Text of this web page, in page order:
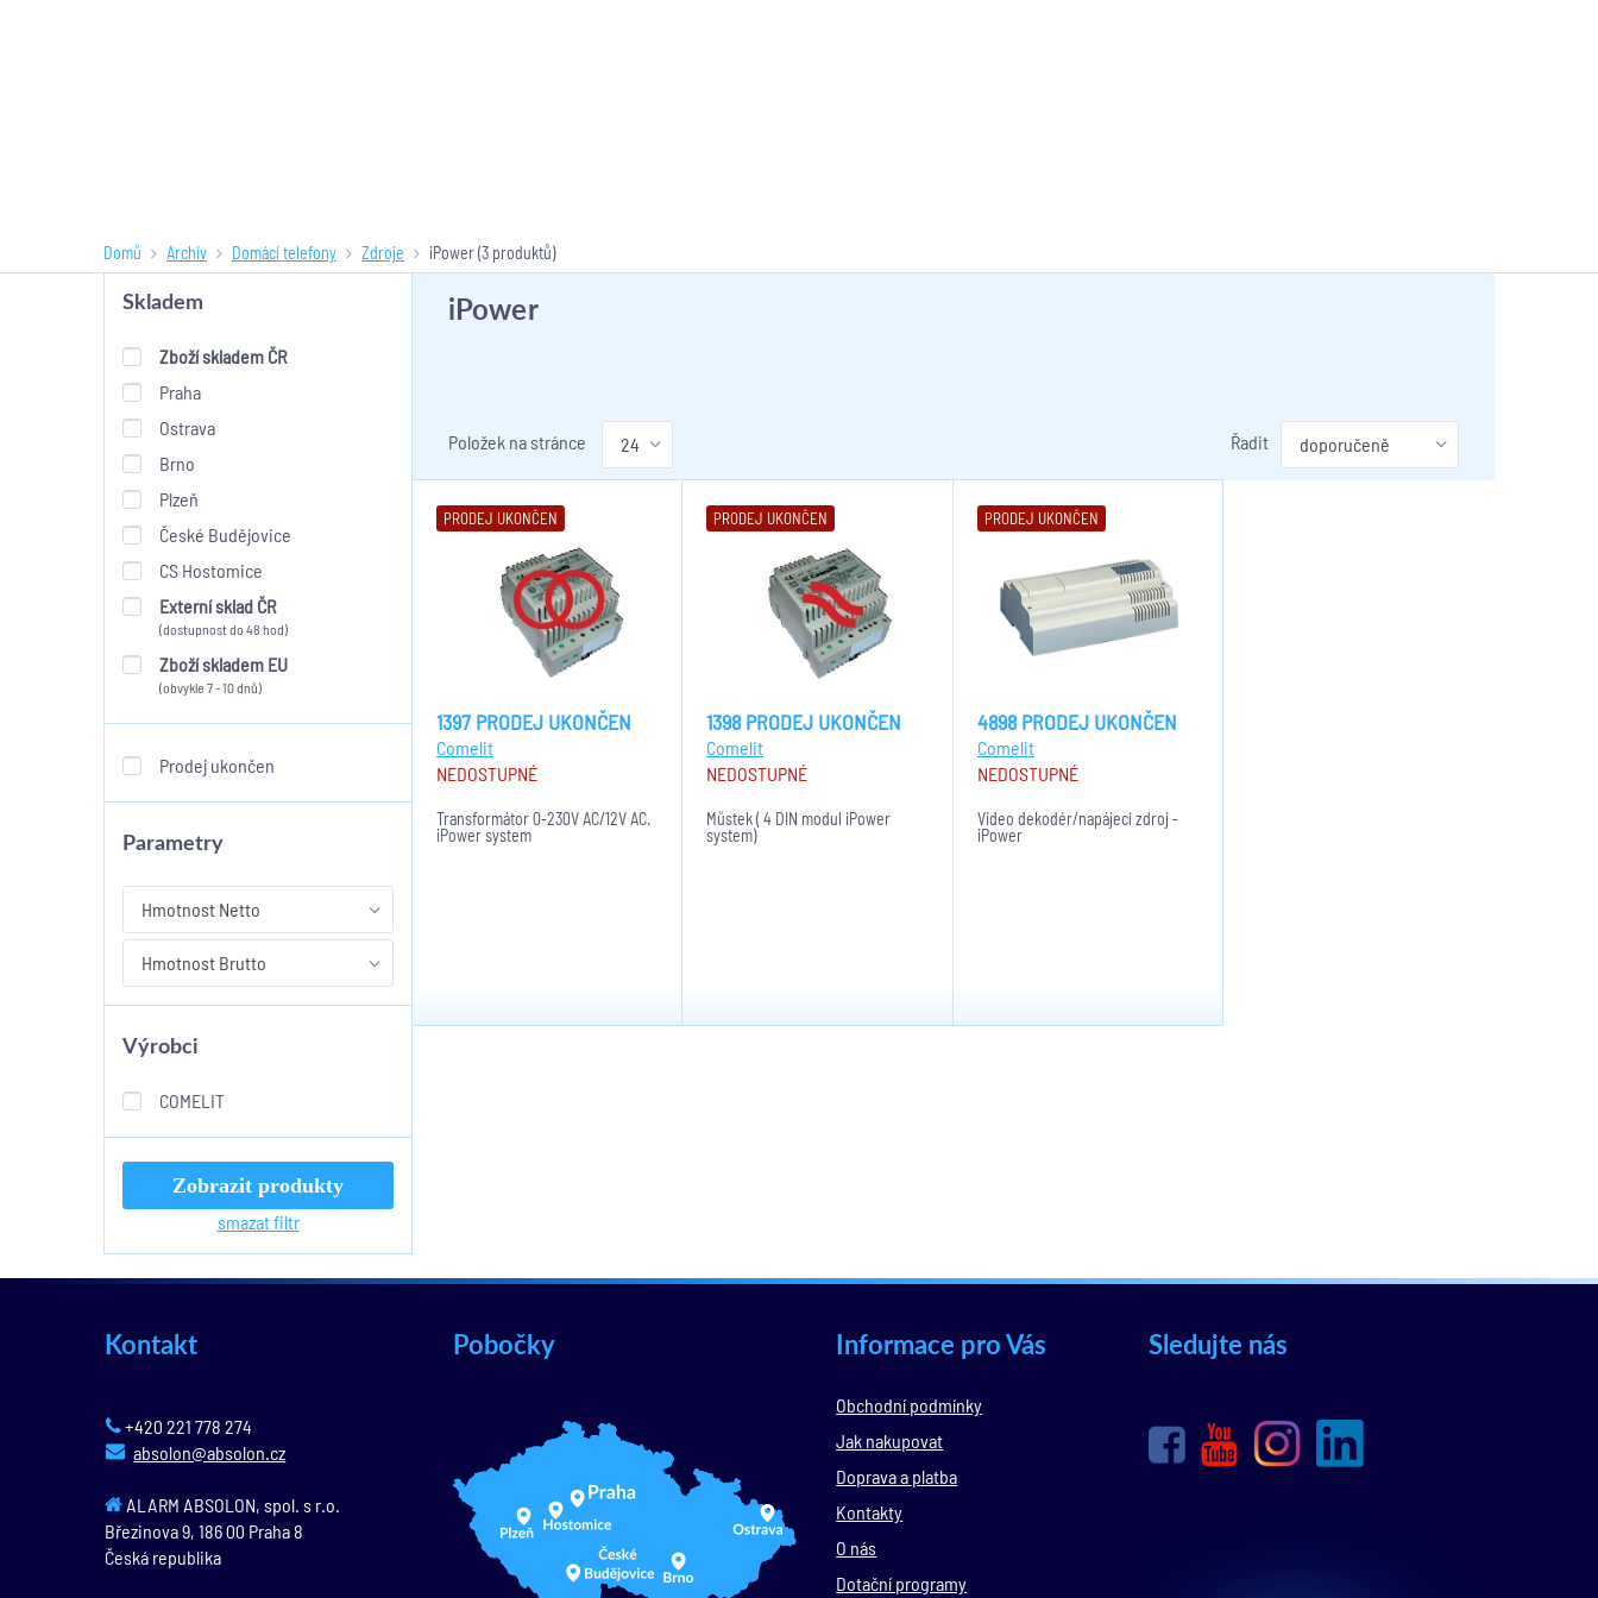
Domů Archiv Domácí telefony Zdroje iPower(3 produktů)
Skladem
Zboží skladem ČR
Praha
Ostrava
Brno
Plzeň
České Budějovice
CS Hostomice
Externí sklad ČR
(dostupnost do 48 hod)
Zboží skladem EU
(obvykle 7 - 10 dnů)
Prodej ukončen
Parametry
Hmotnost Netto
Hmotnost Brutto
Výrobci
COMELIT
Zobrazit produkty
smazat filtr
iPower
Položek na stránce Řadit
PRODEJ UKONČEN
1397 PRODEJ UKONČEN
Comelit
NEDOSTUPNÉ
Transformátor 0-230V AC/12V AC.
iPower system
PRODEJ UKONČEN
1398 PRODEJ UKONČEN
Comelit
NEDOSTUPNÉ
Můstek ( 4 DIN modul iPower
system)
PRODEJ UKONČEN
4898 PRODEJ UKONČEN
Comelit
NEDOSTUPNÉ
Video dekodér/napájecí zdroj -
iPower
Kontakt
+420 221 778 274
absolon@absolon.cz
ALARM ABSOLON, spol. s r.o.
Březinova 9,186 00 Praha 8
Česká republika
Pobočky Informace pro Vás
Obchodní podmínky
Jak nakupovat
Doprava a platba
Kontakty
O nás
Dotační programy
Sledujte nás